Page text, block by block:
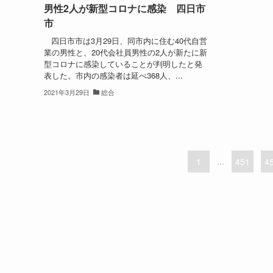
男性2人が新型コロナに感染 四日市
市
四日市市は3月29日、同市内に住む40代自営
業の男性と、20代会社員男性の2人が新たに新
型コロナに感染していることが判明したと発
表した。市内の感染者は延べ368人、...
2021年3月29日 総合
1 ... 451